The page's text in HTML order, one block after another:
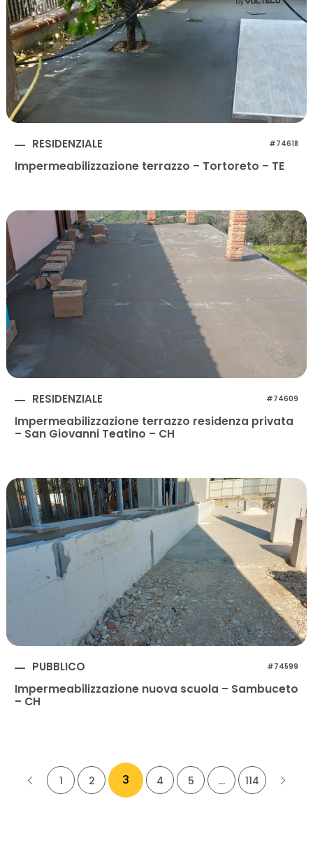
RESIDENZIALE #74618
Impermeabilizzazione terrazzo – Tortoreto – TE
RESIDENZIALE #74609
Impermeabilizzazione terrazzo residenza privata
– San Giovanni Teatino – CH
PUBBLICO #74599
Impermeabilizzazione nuova scuola – Sambuceto
– CH
1 2 3 4 5 … 114